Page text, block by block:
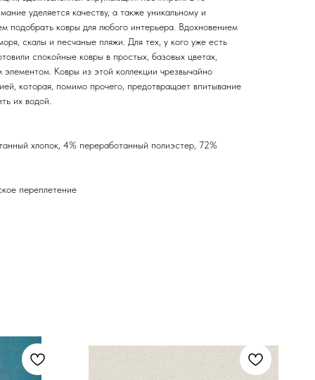
уделяется качеству, а также уникальному и
подобрать ковры для любого интерьера. Вдохновением
скалы и песчаные пляжи. Для тех, у кого уже есть
спокойные ковры в простых, базовых цветах,
Ковры из этой коллекции чрезвычайно
которая, помимо прочего, предотвращает впитывание
их водой.
хлопок, 4% переработанный полиэстер, 72%
переплетение